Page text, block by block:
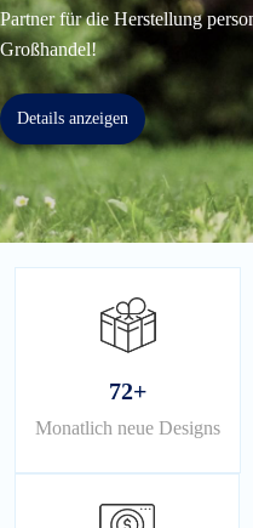
Partner für die Herstellung
Großhandel!
Details anzeigen
72+
Monatlich neue Designs